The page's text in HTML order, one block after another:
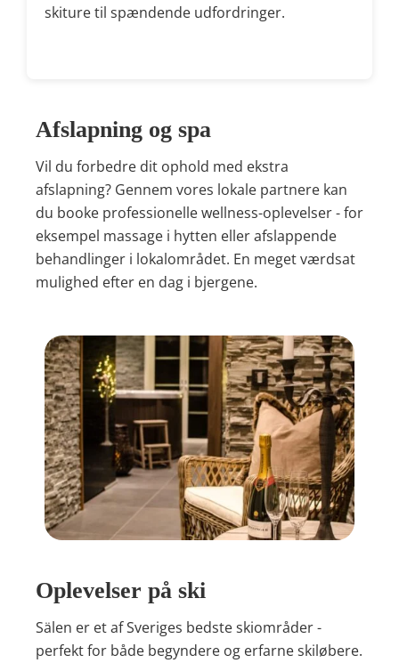
skiture til spændende udfordringer.
Afslapning og spa
Vil du forbedre dit ophold med ekstra
afslapning? Gennem vores lokale partnere kan
du booke professionelle wellness-oplevelser - for
eksempel massage i hytten eller afslappende
behandlinger i lokalområdet. En meget værdsat
mulighed efter en dag i bjergene.
Oplevelser på ski
Sälen er et af Sveriges bedste skiområder -
perfekt for både begyndere og erfarne skiløbere.